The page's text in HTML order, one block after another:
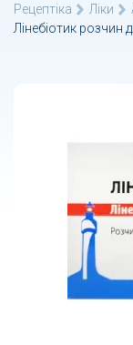
Рецептіка Ліки
Лінебіотик розчин